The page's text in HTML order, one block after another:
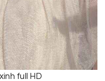
full HD